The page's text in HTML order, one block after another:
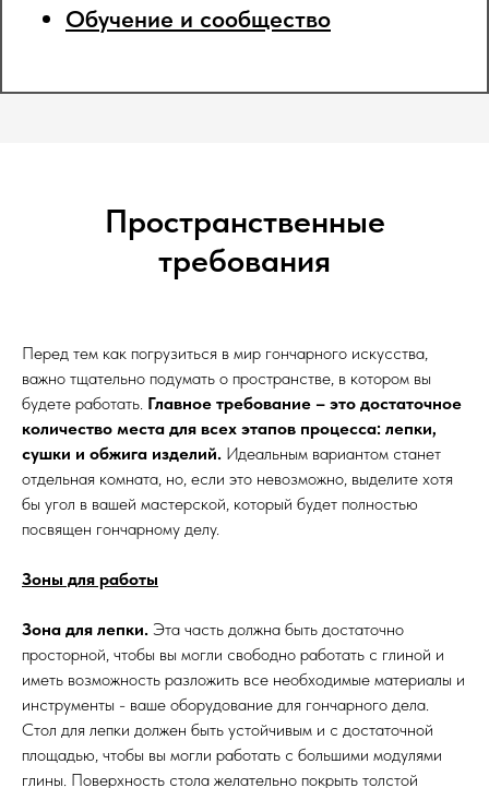
Обучение и сообщество
Пространственные
требования
Перед тем как погрузиться в мир гончарного искусства,
важно тщательно подумать о пространстве, в котором вы
будете работать. Главное требование – это достаточное
количество места для всех этапов процесса: лепки,
сушки и обжига изделий. Идеальным вариантом станет
отдельная комната, но, если это невозможно, выделите хотя
бы угол в вашей мастерской, который будет полностью
посвящен гончарному делу.
Зоны для работы
Зона для лепки. Эта часть должна быть достаточно
просторной, чтобы вы могли свободно работать с глиной и
иметь возможность разложить все необходимые материалы и
инструменты - ваше оборудование для гончарного дела.
Стол для лепки должен быть устойчивым и с достаточной
площадью, чтобы вы могли работать с большими модулями
глины. Поверхность стола желательно покрыть толстой